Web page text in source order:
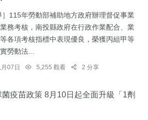
］115年勞動部補助地方政府辦理督促事業
務考核，南投縣政府在行政作業配合、業
各項考核指標中表現優良，榮獲丙組甲等
勞動法...
07日 5,255 觀看 2 分享